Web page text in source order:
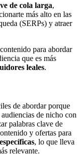
de cola larga,
más alto en las
(SERPs) y atraer
para abordar
que es más
leales.
de abordar porque
de nicho con
palabras clave de
y ofertas para
, lo que lleva
relevante.